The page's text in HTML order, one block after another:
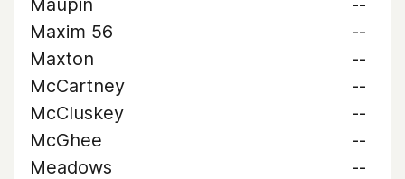
Maupin
--
Maxim 56
--
Maxton
--
McCartney
--
McCluskey
--
McGhee
--
Meadows
--